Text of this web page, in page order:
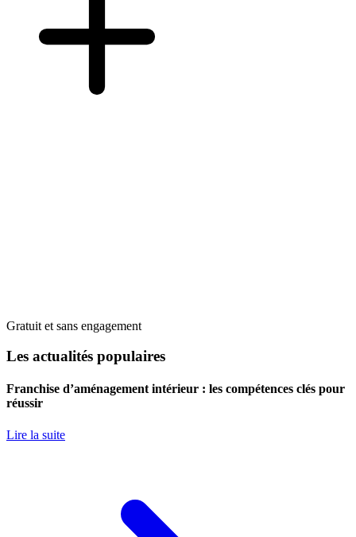
Gratuit et sans engagement
Les actualités populaires
Franchise d’aménagement intérieur : les compétences clés pour
réussir
Lire la suite